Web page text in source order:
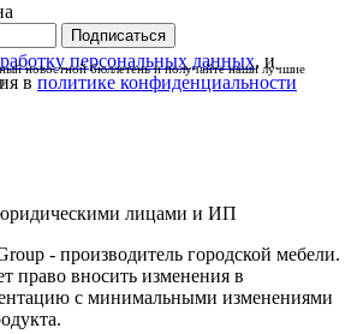
персональных данных, и
в политике конфиденциальности
новостной бюллетень и получайте наши лучшие
юридическими лицами и ИП
- производитель городской мебели.
право вносить изменения в
с минимальными изменениями